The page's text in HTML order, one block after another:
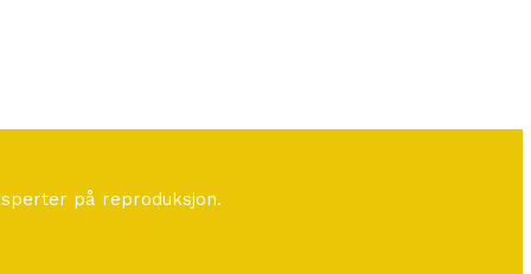
på reproduksjon.